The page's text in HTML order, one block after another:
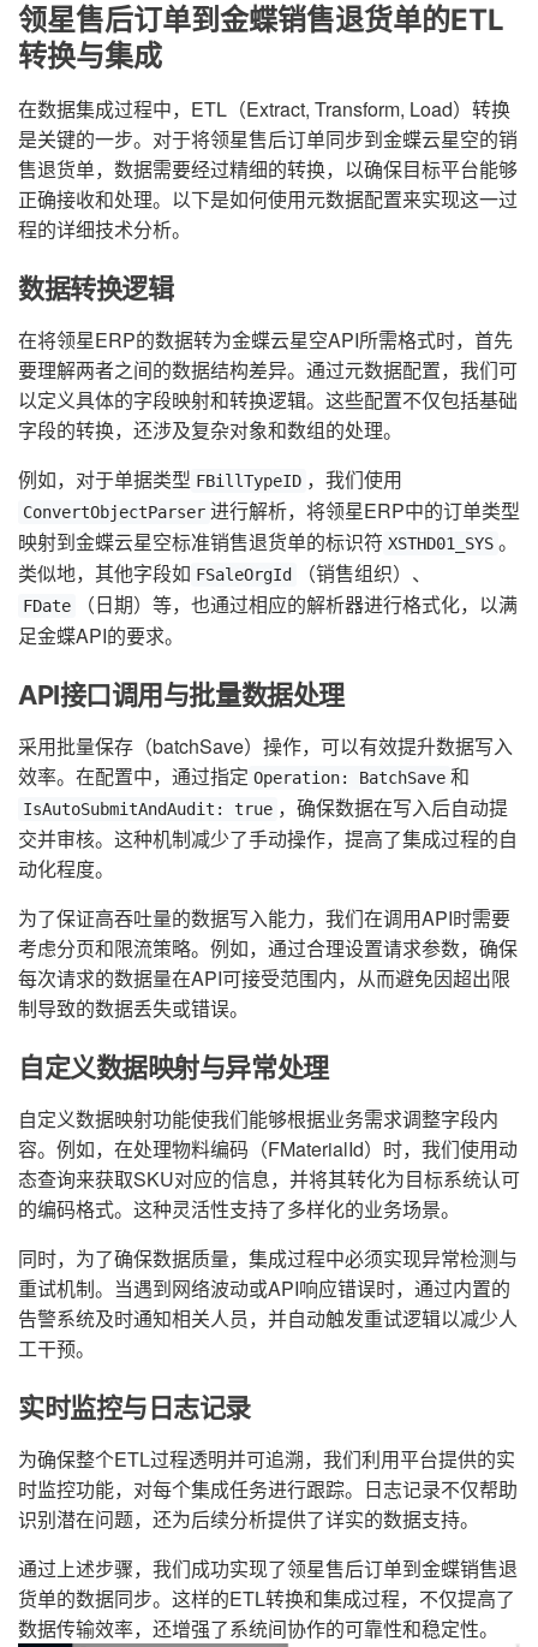
领星售后订单到金蝶销售退货单的ETL
转换与集成
在数据集成过程中，ETL（Extract, Transform, Load）转换
是关键的一步。对于将领星售后订单同步到金蝶云星空的销
售退货单，数据需要经过精细的转换，以确保目标平台能够
正确接收和处理。以下是如何使用元数据配置来实现这一过
程的详细技术分析。
数据转换逻辑
在将领星ERP的数据转为金蝶云星空API所需格式时，首先
要理解两者之间的数据结构差异。通过元数据配置，我们可
以定义具体的字段映射和转换逻辑。这些配置不仅包括基础
字段的转换，还涉及复杂对象和数组的处理。
例如，对于单据类型 FBillTypeID ，我们使用
ConvertObjectParser 进行解析，将领星ERP中的订单类型
映射到金蝶云星空标准销售退货单的标识符 XSTHD01_SYS 。
类似地，其他字段如 FSaleOrgId （销售组织）、
FDate
（日期）等，也通过相应的解析器进行格式化，以满
足金蝶API的要求。
API接口调用与批量数据处理
采用批量保存（batchSave）操作，可以有效提升数据写入
效率。在配置中，通过指定 Operation: BatchSave 和
IsAutoSubmitAndAudit: true ，确保数据在写入后自动提
交并审核。这种机制减少了手动操作，提高了集成过程的自
动化程度。
为了保证高吞吐量的数据写入能力，我们在调用API时需要
考虑分页和限流策略。例如，通过合理设置请求参数，确保
每次请求的数据量在API可接受范围内，从而避免因超出限
制导致的数据丢失或错误。
自定义数据映射与异常处理
自定义数据映射功能使我们能够根据业务需求调整字段内
容。例如，在处理物料编码（FMaterialId）时，我们使用动
态查询来获取SKU对应的信息，并将其转化为目标系统认可
的编码格式。这种灵活性支持了多样化的业务场景。
同时，为了确保数据质量，集成过程中必须实现异常检测与
重试机制。当遇到网络波动或API响应错误时，通过内置的
告警系统及时通知相关人员，并自动触发重试逻辑以减少人
工干预。
实时监控与日志记录
为确保整个ETL过程透明并可追溯，我们利用平台提供的实
时监控功能，对每个集成任务进行跟踪。日志记录不仅帮助
识别潜在问题，还为后续分析提供了详实的数据支持。
通过上述步骤，我们成功实现了领星售后订单到金蝶销售退
货单的数据同步。这样的ETL转换和集成过程，不仅提高了
数据传输效率，还增强了系统间协作的可靠性和稳定性。